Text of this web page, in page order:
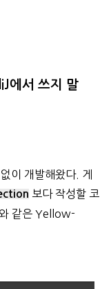
에서 쓰지 말
이 개발해왔다. 게
보다 작성할 코
같은 Yellow-